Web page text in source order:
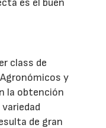
es el buen
class de
y
la obtención
de gran